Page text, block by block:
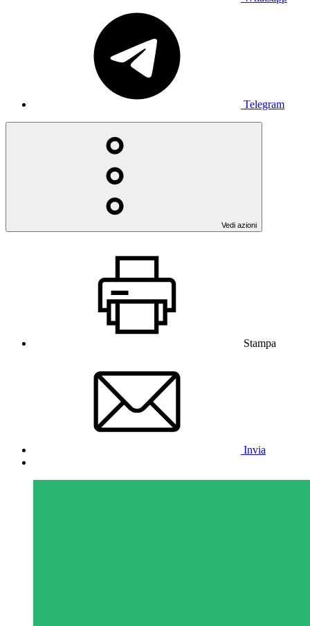
Telegram
Vedi azioni
Stampa
Invia